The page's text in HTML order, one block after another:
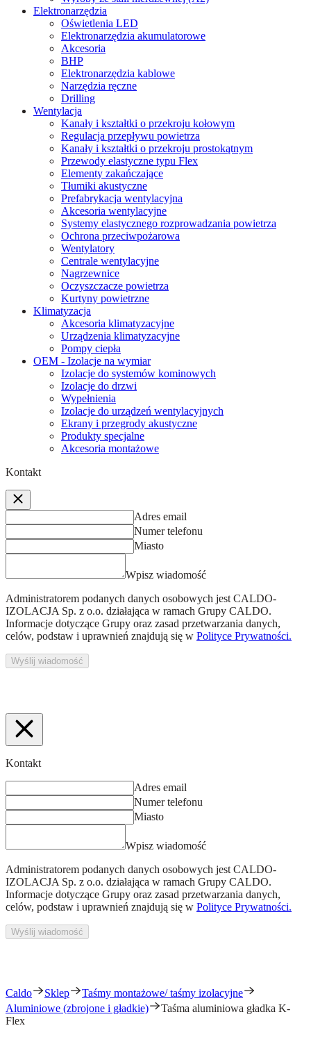
Elektronarzędzia
Oświetlenia LED
Elektronarzędzia akumulatorowe
Akcesoria
BHP
Elektronarzędzia kablowe
Narzędzia ręczne
Drilling
Wentylacja
Kanały i kształtki o przekroju kołowym
Regulacja przepływu powietrza
Kanały i kształtki o przekroju prostokątnym
Przewody elastyczne typu Flex
Elementy zakańczające
Tłumiki akustyczne
Prefabrykacja wentylacyjna
Akcesoria wentylacyjne
Systemy elastycznego rozprowadzania powietrza
Ochrona przeciwpożarowa
Wentylatory
Centrale wentylacyjne
Nagrzewnice
Oczyszczacze powietrza
Kurtyny powietrzne
Klimatyzacja
Akcesoria klimatyzacyjne
Urządzenia klimatyzacyjne
Pompy ciepła
OEM - Izolacje na wymiar
Izolacje do systemów kominowych
Izolacje do drzwi
Wypełnienia
Izolacje do urządzeń wentylacyjnych
Ekrany i przegrody akustyczne
Produkty specjalne
Akcesoria montażowe
Kontakt
Adres email
Numer telefonu
Miasto
Wpisz wiadomość
Administratorem podanych danych osobowych jest CALDO-
IZOLACJA Sp. z o.o. działająca w ramach Grupy CALDO.
Informacje dotyczące Grupy oraz zasad przetwarzania danych,
celów, podstaw i uprawnień znajdują się w Polityce Prywatności.
Wyślij wiadomość
Kontakt
Adres email
Numer telefonu
Miasto
Wpisz wiadomość
Administratorem podanych danych osobowych jest CALDO-
IZOLACJA Sp. z o.o. działająca w ramach Grupy CALDO.
Informacje dotyczące Grupy oraz zasad przetwarzania danych,
celów, podstaw i uprawnień znajdują się w Polityce Prywatności.
Wyślij wiadomość
Caldo Sklep
Taśmy montażowe/ taśmy izolacyjne
Aluminiowe (zbrojone i gładkie)
Taśma aluminiowa gładka K-
Flex